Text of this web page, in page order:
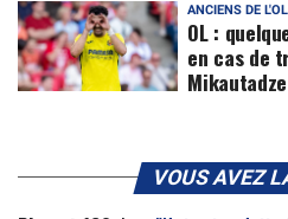
ANCIENS DE L'OL
OL :
en cas de
VOUS AVEZ